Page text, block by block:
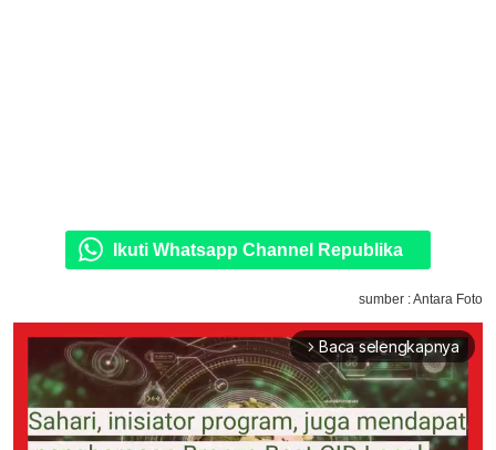
Ikuti Whatsapp Channel Republika
sumber : Antara Foto
arrow_forward_ios Baca selengkapnya